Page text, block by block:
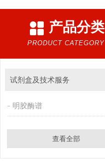
产品分类
PRODUCT CATEGORY
试剂盒及技术服务
明胶酶谱
查看全部